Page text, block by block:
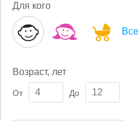
Для кого
Все
Возраст, лет
От До